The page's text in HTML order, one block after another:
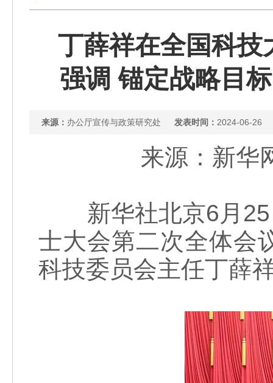
丁薛祥在全国科技
强调 锚定战略目
来源： 办公厅宣传与政策研究处 发表时间： 2024-06-26
来源：新
新华社北京6月25
士大会第二次全体会
科技委员会主任丁薛